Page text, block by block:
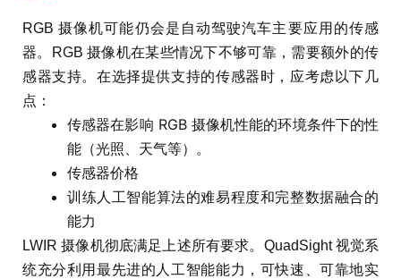
RGB 摄像机可能仍会是自动驾驶汽车主要应用的传感
器。RGB 摄像机在某些情况下不够可靠，需要额外的传
感器支持。在选择提供支持的传感器时，应考虑以下几
点：
传感器在影响 RGB 摄像机性能的环境条件下的性
能（光照、天气等）。
传感器价格
训练人工智能算法的难易程度和完整数据融合的
能力
LWIR 摄像机彻底满足上述所有要求。QuadSight 视觉系
统充分利用最先进的人工智能能力，可快速、可靠地实